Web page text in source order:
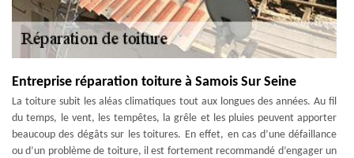
Entreprise réparation toiture à Samois Sur Seine
La toiture subit les aléas climatiques tout aux longues des années. Au fil
du temps, le vent, les tempêtes, la grêle et les pluies peuvent apporter
beaucoup des dégâts sur les toitures. En effet, en cas d’une défaillance
ou d’un problème de toiture, il est fortement recommandé d’engager un